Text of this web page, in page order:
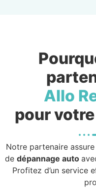
Allo
pour
Notre partenaire
de dépannage auto
Profitez d’un service